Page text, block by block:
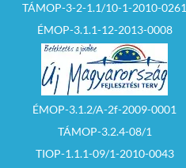
TÁMOP-3-2-1.1/10-1-2010-0261
ÉMOP-3.1.1-12-2013-0008
ÉMOP-3.1.2/A-2f-2009-0001
TÁMOP-3.2.4-08/1
TIOP-1.1.1-09/1-2010-0043